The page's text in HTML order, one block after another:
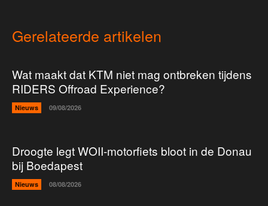
Gerelateerde artikelen
Wat maakt dat KTM niet mag ontbreken tijdens
RIDERS Offroad Experience?
Nieuws 09/08/2026
Droogte legt WOII-motorfiets bloot in de Donau
bij Boedapest
Nieuws 08/08/2026